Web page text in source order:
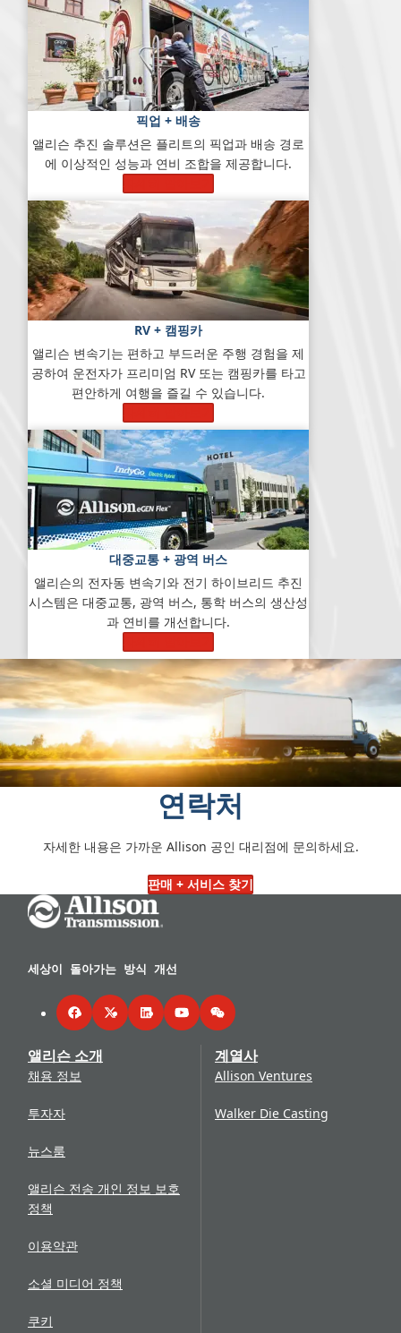
픽업 + 배송
앨리슨 추진 솔루션은 플리트의 픽업과 배송 경로
에 이상적인 성능과 연비 조합을 제공합니다.
RV + 캠핑카
앨리슨 변속기는 편하고 부드러운 주행 경험을 제
공하여 운전자가 프리미엄 RV 또는 캠핑카를 타고
편안하게 여행을 즐길 수 있습니다.
대중교통 + 광역 버스
앨리슨의 전자동 변속기와 전기 하이브리드 추진
시스템은 대중교통, 광역 버스, 통학 버스의 생산성
과 연비를 개선합니다.
연락처
자세한 내용은 가까운 Allison 공인 대리점에 문의하세요.
판매 + 서비스 찾기
Go Home
세상이 돌아가는 방식 개선
FacebookTwitterLinkedInYouTubeWeChat
앨리슨 소개
채용 정보
투자자
뉴스룸
앨리슨 전송 개인 정보 보호
정책
이용약관
소셜 미디어 정책
쿠키
계열사
Allison Ventures
Walker Die Casting